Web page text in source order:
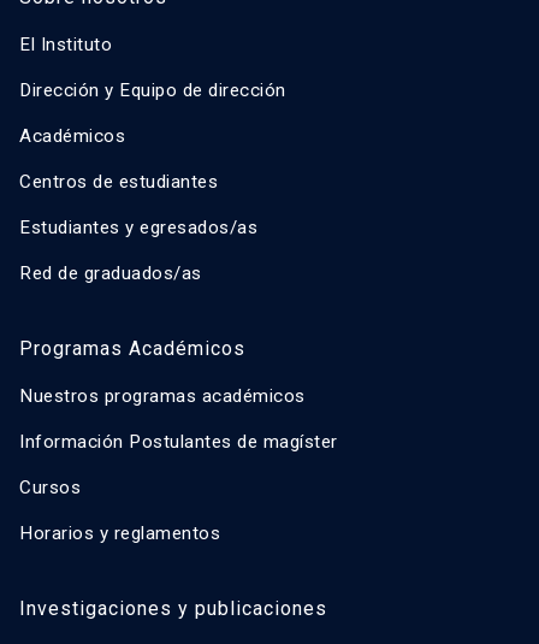
El Instituto
Dirección y Equipo de dirección
Académicos
Centros de estudiantes
Estudiantes y egresados/as
Red de graduados/as
Programas Académicos
Nuestros programas académicos
Información Postulantes de magíster
Cursos
Horarios y reglamentos
Investigaciones y publicaciones